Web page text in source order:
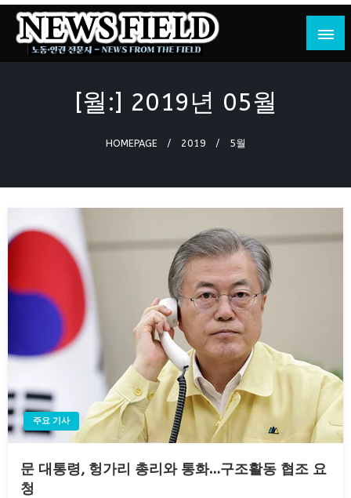
Skip
content
뉴스필드
노동·인권 전문지
[월:] 2019년 05월
HOMEPAGE 2019 5월
주요 기사
문 대통령, 헝가리 총리와 통화…구조활동 협조 요
청